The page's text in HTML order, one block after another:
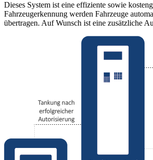
Dieses System ist eine effiziente sowie
Fahrzeugerkennung werden Fahrzeuge
übertragen. Auf Wunsch ist eine zusätzliche